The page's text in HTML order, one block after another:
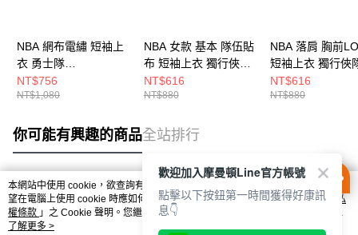
NBA 網布電繡 短袖上
衣 勇士隊
3525149212
NT$756
NT$1,080
NBA 女款 基本 隊伍貼
布 短袖上衣 獨行俠隊
3522101061
NT$616
NT$880
NBA 落肩 胸前
短袖上衣 獨行俠
3525103981
NT$616
NT$880
你可能有興趣的商品全站排行
熱門標籤
本網站中使用 cookie，欲查詢有關本網站使用 cookie 方式之詳情，及若您不希
望在電腦上使用 cookie 時應如何變更電腦的 cookie 設定，請參閱本網站「
隱私
權條款 」之 Cookie 聲明。您繼續使用本網站即表示您同意本公司得按本網站使
用條款之 Cookie 聲明使用 cookie。
了解更多 >
歡迎加入摩曼頓Line官方帳號
點擊以下按鈕第一時間獲得好康訊
息👇